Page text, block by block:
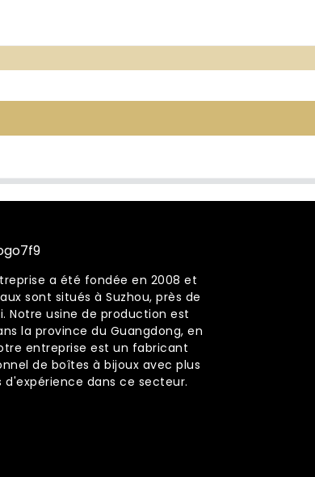
a été fondée en 2008 et
sont situés à Suzhou, près de
Notre usine de production est
la province du Guangdong, en
entreprise est un fabricant
de boîtes à bijoux avec plus
d'expérience dans ce secteur.